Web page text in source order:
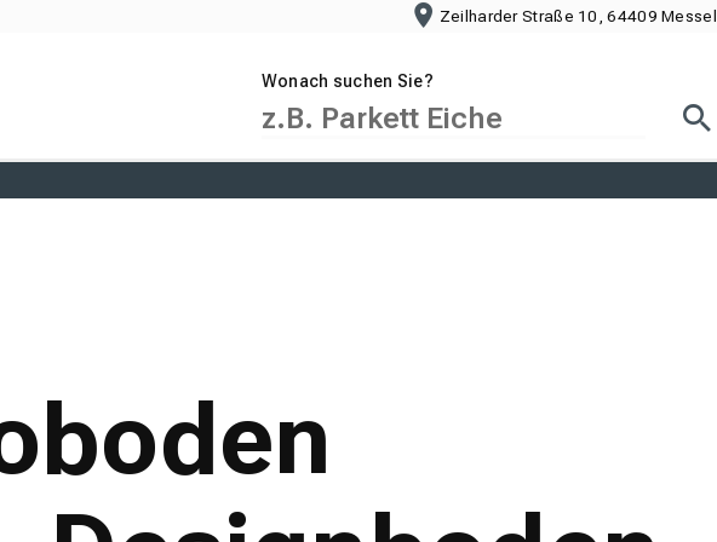
Zeilharder Straße 10, 64409 Messel
Wonach suchen Sie?